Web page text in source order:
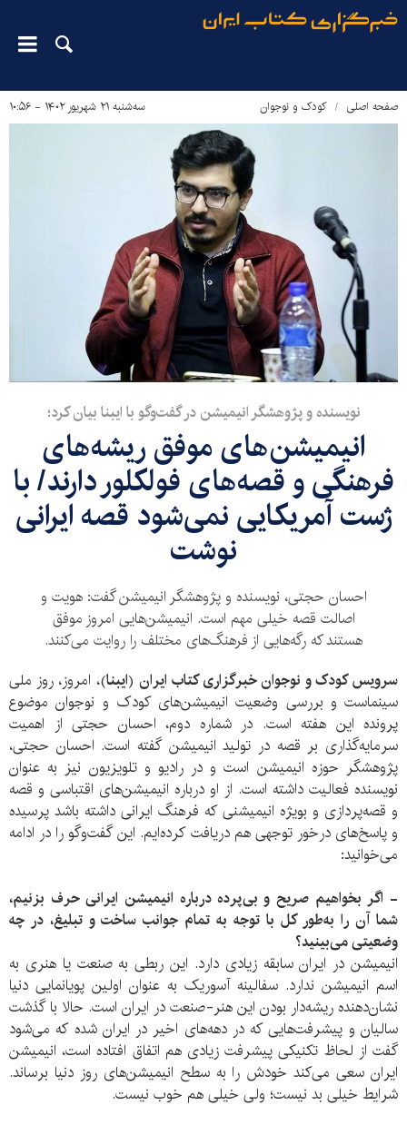
صفحه اصلی کودک و نوجوان سه‌شنبه ۲۱ شهریور ۱۴۰۲ - ۱۰:۵۶
نویسنده و پژوهشگر انیمیشن در گفت‌وگو با ایبنا بیان کرد؛
انیمیشن‌های موفق ریشه‌های
فرهنگی و قصه‌های فولکلور دارند/ با
ژست آمریکایی نمی‌شود قصه ایرانی
نوشت
احسان حجتی، نویسنده و پژوهشگر انیمیشن گفت: هویت و
اصالت قصه خیلی مهم است. انیمیشن‌هایی امروز موفق
هستند که رگه‌هایی از فرهنگ‌های مختلف را روایت می‌کنند.
سرویس کودک و نوجوان خبرگزاری کتاب ایران (ایبنا)، امروز، روز ملی
سینماست و بررسی وضعیت انیمیشن‌های کودک و نوجوان موضوع
پرونده این هفته است. در شماره دوم، احسان حجتی از اهمیت
سرمایه‌گذاری بر قصه در تولید انیمیشن گفته است. احسان حجتی،
پژوهشگر حوزه انیمیشن است و در رادیو و تلویزیون نیز به عنوان
نویسنده فعالیت داشته است. از او درباره انیمیشن‌های اقتباسی و قصه
و قصه‌پردازی و بویژه انیمیشنی که فرهنگ ایرانی داشته باشد پرسیده
و پاسخ‌های درخور توجهی هم دریافت کرده‌ایم. این گفت‌وگو را در ادامه
می‌خوانید:
- اگر بخواهیم صریح و بی‌پرده درباره انیمیشن ایرانی حرف بزنیم،
شما آن را به‌طور کل با توجه به تمام جوانب ساخت و تبلیغ، در چه
وضعیتی می‌بینید؟
انیمیشن در ایران سابقه زیادی دارد. این ربطی به صنعت یا هنری به
اسم انیمیشن ندارد. سفالینه آسوریک به عنوان اولین پویانمایی دنیا
نشان‌دهنده ریشه‌دار بودن این هنر-صنعت در ایران است. حالا با گذشت
سالیان و پیشرفت‌هایی که در دهه‌های اخیر در ایران شده که می‌شود
گفت از لحاظ تکنیکی پیشرفت زیادی هم اتفاق افتاده است، انیمیشن
ایران سعی می‌کند خودش را به سطح انیمیشن‌های روز دنیا برساند.
شرایط خیلی بد نیست؛ ولی خیلی هم خوب نیست.